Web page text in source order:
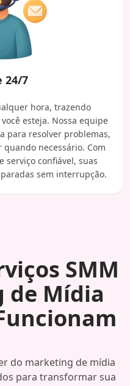
24/7
hora, trazendo
esteja. Nossa equipe
para resolver problemas,
necessário. Com
serviço confiável, suas
sem interrupção.
SMM
de Mídia
do marketing de mídia
para transformar sua